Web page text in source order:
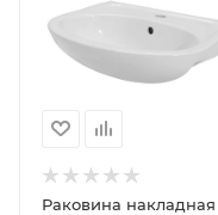
Раковина накладная